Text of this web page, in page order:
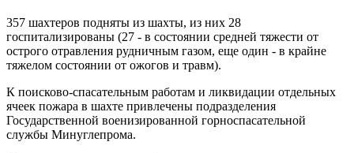
357 шахтеров подняты из шахты, из них 28
госпитализированы (27 - в состоянии средней тяжести от
острого отравления рудничным газом, еще один - в крайне
тяжелом состоянии от ожогов и травм).
К поисково-спасательным работам и ликвидации отдельных
ячеек пожара в шахте привлечены подразделения
Государственной военизированной горноспасательной
службы Минуглепрома.